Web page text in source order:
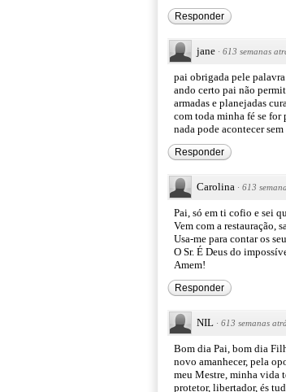
Responder
jane · 613 semanas
pai obrigada pele palavra
ando certo pai não
armadas e planejadas
com toda minha fé se for
nada pode acontecer sem
Responder
Carolina · 613
Pai, só em ti cofio e sei
Vem com a restauração,
Usa-me para contar os
O Sr. É Deus do
Amem!
Responder
NIL · 613 semanas
Bom dia Pai, bom dia
novo amanhecer, pela
meu Mestre, minha vida
protetor, libertador, és